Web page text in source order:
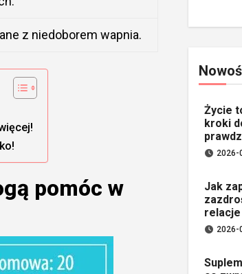
z niedoborem wapnia.
pomóc w
Życie
kroki
2026-
Jak
2026-